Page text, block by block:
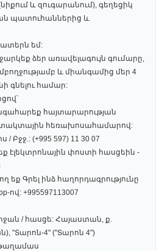
և զուգարանում), գեղեցիկ
պատուհաններից և
եմ:
ձեր առավելագույն գումարը,
և միանգամից մեր 4
գնելու համար:
հայտարարության
հեռախոսահամարով:
(+995 597) 11 30 07
էլեկտրոնային փոստի հասցեին -
եք Գրել ինձ հաղորդագրությունը
ով: +995597113007
/ հասցե: Հայաստան, ք.
"Տարոն-4" ("Տարոն 4")